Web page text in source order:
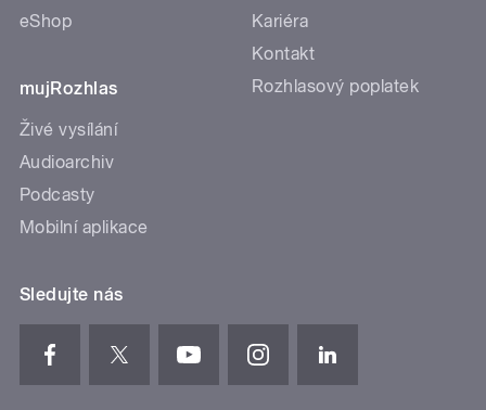
eShop
mujRozhlas
Živé vysílání
Audioarchiv
Podcasty
Mobilní aplikace
Kariéra
Kontakt
Rozhlasový poplatek
Sledujte nás